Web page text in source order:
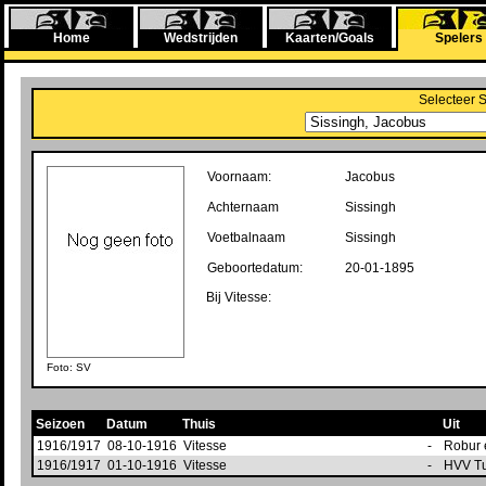
Home Wedstrijden Kaarten/Goals Spelers
Selecteer
Foto: SV
Voornaam:
Jacobus
Achternaam
Sissingh
Voetbalnaam
Sissingh
Geboortedatum:
20-01-1895
Bij Vitesse:
Seizoen Datum Thuis
Uit
1916/1917 08-10-1916 Vitesse -
Robur
1916/1917 01-10-1916 Vitesse - HVV